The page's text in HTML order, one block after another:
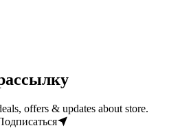
offers & updates about store.